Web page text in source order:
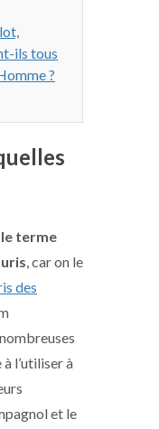
ils tous
?
le terme
, car on le
des
l’utiliser à
et le